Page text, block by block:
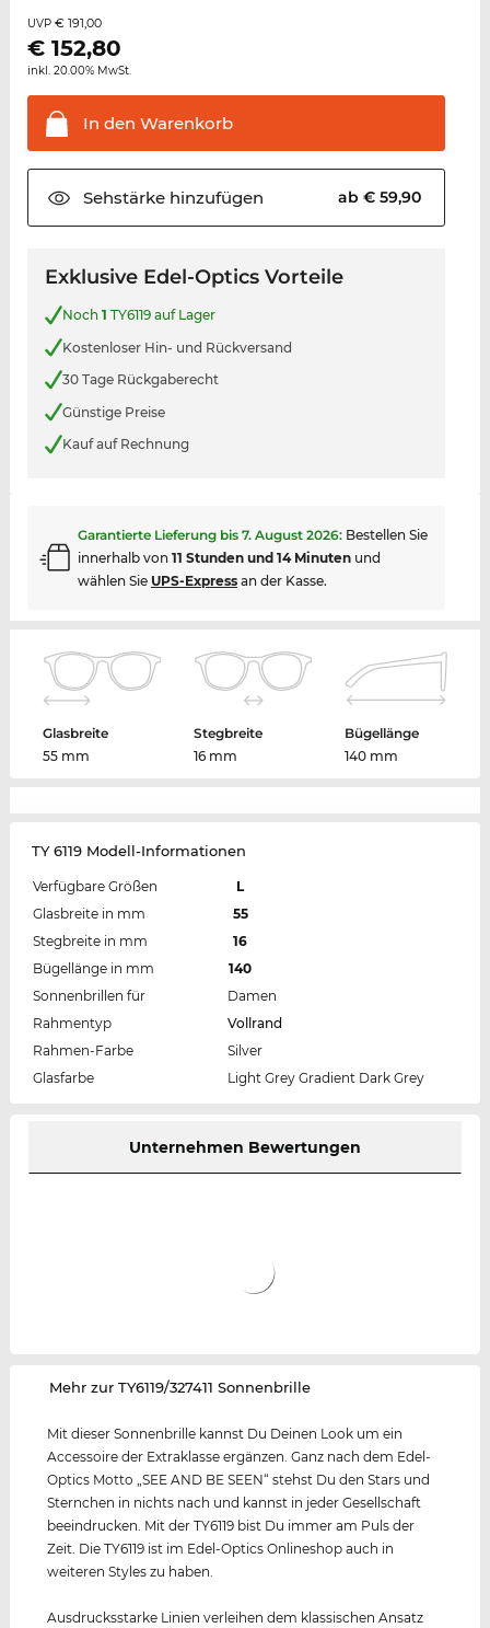
UVP € 191,00
€ 152,80
inkl. 20.00% MwSt.
In den Warenkorb
Sehstärkehinzufügen ab € 59,90
Exklusive Edel-Optics Vorteile
Noch 1 TY6119 auf Lager
Kostenloser Hin- und Rückversand
30 Tage Rückgaberecht
Günstige Preise
Kauf auf Rechnung
Garantierte Lieferung bis 7. August 2026: Bestellen Sie
innerhalb von 11 Stunden und 14 Minutenund
wählen Sie UPS-Expressan der Kasse.
Glasbreite
55 mm
Stegbreite
16 mm
Bügellänge
140 mm
TY 6119 Modell-Informationen
Verfügbare Größen
L
Glasbreite in mm
55
Stegbreite in mm
16
Bügellänge in mm
140
Sonnenbrillen für
Damen
Rahmentyp
Vollrand
Rahmen-Farbe
Silver
Glasfarbe
Light Grey Gradient Dark Grey
Unternehmen Bewertungen
‌Mehr zur TY6119/327411 Sonnenbrille
Mit dieser Sonnenbrille kannst Du Deinen Look um ein
Accessoire der Extraklasse ergänzen. Ganz nach dem Edel-
Optics Motto „SEE AND BE SEEN“ stehst Du den Stars und
Sternchen in nichts nach und kannst in jeder Gesellschaft
beeindrucken. Mit der TY6119 bist Du immer am Puls der
Zeit. Die TY6119 ist im Edel-Optics Onlineshop auch in
weiteren Styles zu haben.
Ausdrucksstarke Linien verleihen dem klassischen Ansatz